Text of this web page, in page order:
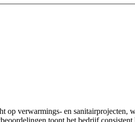
verwarmings- en sanitairprojecten,
toont het bedrijf